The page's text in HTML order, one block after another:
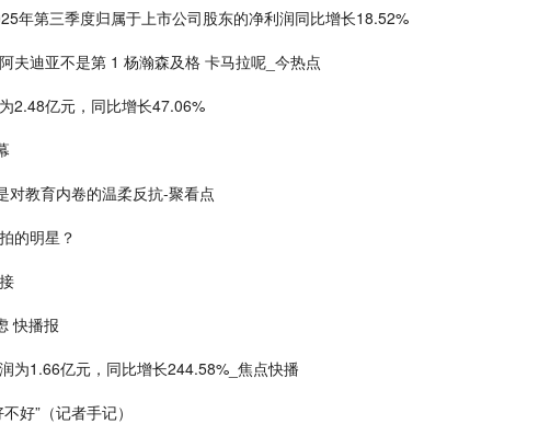
年第三季度归属于上市公司股东的净利润同比增长18.52%
夫迪亚不是第 1 杨瀚森及格 卡马拉呢_今热点
2.48亿元，同比增长47.06%
对教育内卷的温柔反抗-聚看点
的明星？
快播报
为1.66亿元，同比增长244.58%_焦点快播
好”（记者手记）